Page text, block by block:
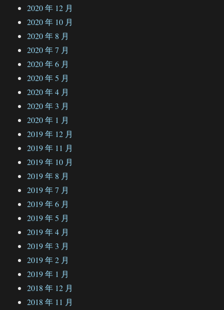
2020 年 12 月
2020 年 10 月
2020 年 8 月
2020 年 7 月
2020 年 6 月
2020 年 5 月
2020 年 4 月
2020 年 3 月
2020 年 1 月
2019 年 12 月
2019 年 11 月
2019 年 10 月
2019 年 8 月
2019 年 7 月
2019 年 6 月
2019 年 5 月
2019 年 4 月
2019 年 3 月
2019 年 2 月
2019 年 1 月
2018 年 12 月
2018 年 11 月